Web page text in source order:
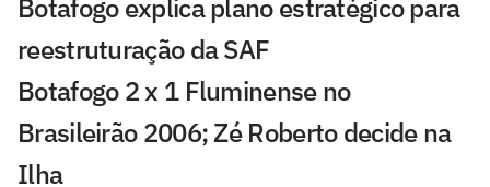
Botafogo explica plano estratégico para
reestruturação da SAF
Botafogo 2 x 1 Fluminense no
Brasileirão 2006; Zé Roberto decide na
Ilha